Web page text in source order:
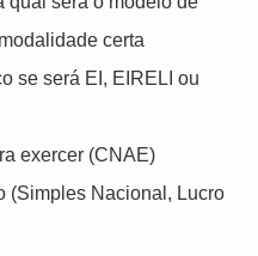
certa
se será EI, EIRELI ou
exercer (CNAE)
(Simples Nacional, Lucro